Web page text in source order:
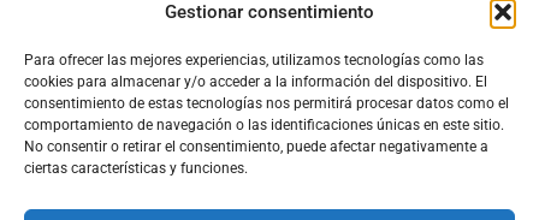
Gestionar consentimiento
Para ofrecer las mejores experiencias, utilizamos tecnologías como las
cookies para almacenar y/o acceder a la información del dispositivo. El
consentimiento de estas tecnologías nos permitirá procesar datos como el
comportamiento de navegación o las identificaciones únicas en este sitio.
No consentir o retirar el consentimiento, puede afectar negativamente a
ciertas características y funciones.